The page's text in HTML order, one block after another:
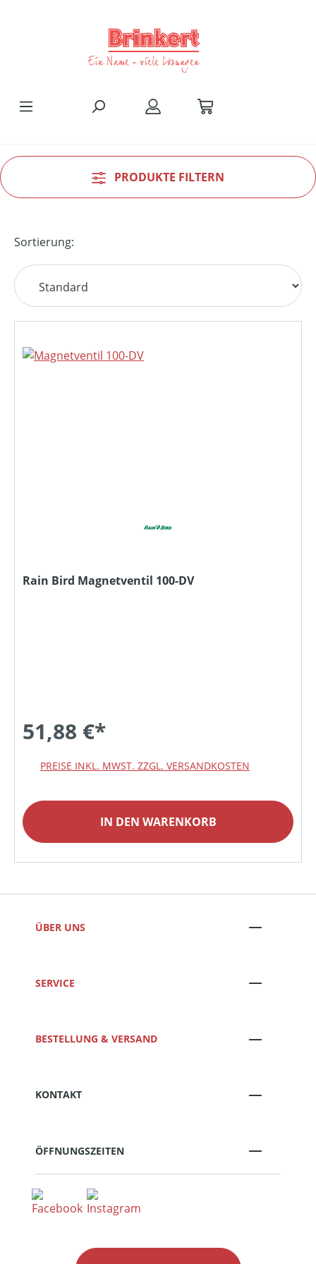
PRODUKTE FILTERN
Sortierung:
Rain Bird Magnetventil 100-DV
51,88 €*
PREISE INKL. MWST. ZZGL. VERSANDKOSTEN
IN DEN WARENKORB
ÜBER UNS
SERVICE
BESTELLUNG & VERSAND
KONTAKT
ÖFFNUNGSZEITEN